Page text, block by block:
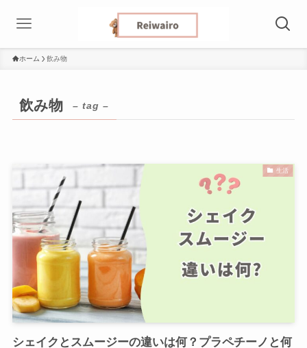
ホーム 飲み物
飲み物 – tag –
生活
シェイクとスムージーの違いは何？プラペチーノと何